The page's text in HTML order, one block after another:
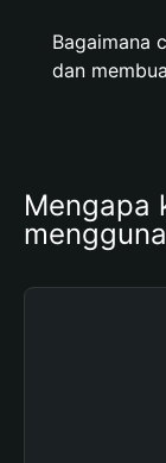
Bagaimana
dan
Mengapa